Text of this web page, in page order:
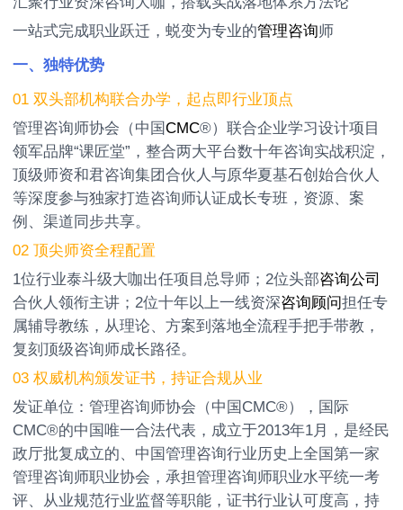
一站式完成职业跃迁，蜕变为专业的管理咨询师
一、独特优势
01 双头部机构联合办学，起点即行业顶点
管理咨询师协会（中国CMC®）联合企业学习设计项目
领军品牌“课匠堂”，整合两大平台数十年咨询实战积淀，
顶级师资和君咨询集团合伙人与原华夏基石创始合伙人
等深度参与独家打造咨询师认证成长专班，资源、案
例、渠道同步共享。
02 顶尖师资全程配置
1位行业泰斗级大咖出任项目总导师；2位头部咨询公司
合伙人领衔主讲；2位十年以上一线资深咨询顾问担任专
属辅导教练，从理论、方案到落地全流程手把手带教，
复刻顶级咨询师成长路径。
03 权威机构颁发证书，持证合规从业
发证单位：管理咨询师协会（中国CMC®），国际
CMC®的中国唯一合法代表，成立于2013年1月，是经民
政厅批复成立的、中国管理咨询行业历史上全国第一家
管理咨询师职业协会，承担管理咨询师职业水平统一考
评、从业规范行业监督等职能，证书行业认可度高，持